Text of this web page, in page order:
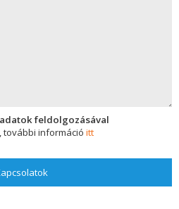
feldolgozásával
további információ itt